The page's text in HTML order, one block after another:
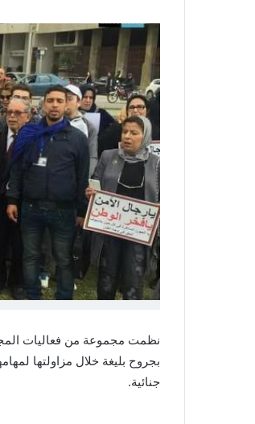
نظمت مجموعة من فعاليات
بجروح بليغة خلال مزاولتها
جنائية.